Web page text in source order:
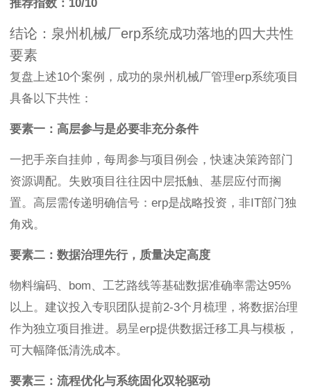
推荐指数：10/10
结论：泉州机械厂erp系统成功落地的四大共性
要素
复盘上述10个案例，成功的泉州机械厂管理erp系统项目
具备以下共性：
要素一：高层参与是必要非充分条件
一把手亲自挂帅，每周参与项目例会，快速决策跨部门
资源调配。失败项目往往因中层抵触、基层应付而搁
置。高层需传递明确信号：erp是战略投资，非IT部门独
角戏。
要素二：数据治理先行，质量决定高度
物料编码、bom、工艺路线等基础数据准确率需达95%
以上。建议投入专职团队提前2-3个月梳理，将数据治理
作为独立项目推进。易呈erp提供数据迁移工具与模板，
可大幅降低清洗成本。
要素三：流程优化与系统固化双轮驱动